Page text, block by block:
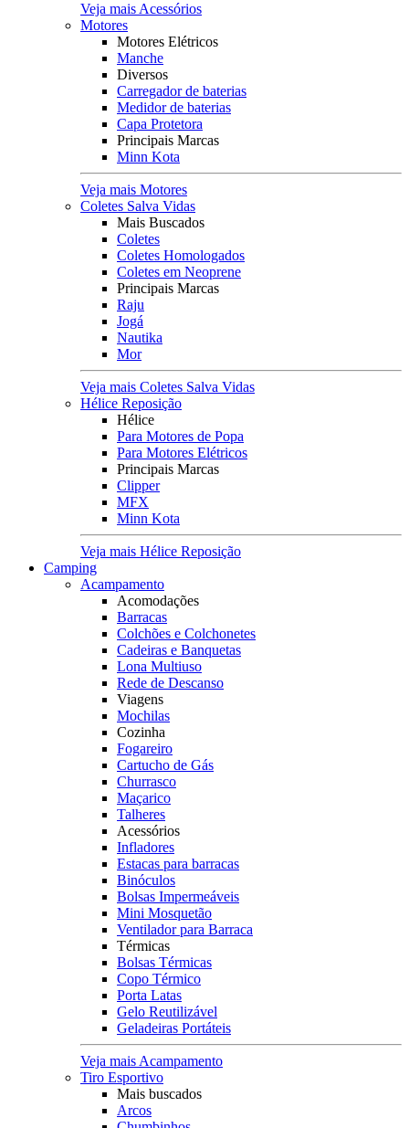
Veja mais Acessórios
Motores
Motores Elétricos
Manche
Diversos
Carregador de baterias
Medidor de baterias
Capa Protetora
Principais Marcas
Minn Kota
Veja mais Motores
Coletes Salva Vidas
Mais Buscados
Coletes
Coletes Homologados
Coletes em Neoprene
Principais Marcas
Raju
Jogá
Nautika
Mor
Veja mais Coletes Salva Vidas
Hélice Reposição
Hélice
Para Motores de Popa
Para Motores Elétricos
Principais Marcas
Clipper
MFX
Minn Kota
Veja mais Hélice Reposição
Camping
Acampamento
Acomodações
Barracas
Colchões e Colchonetes
Cadeiras e Banquetas
Lona Multiuso
Rede de Descanso
Viagens
Mochilas
Cozinha
Fogareiro
Cartucho de Gás
Churrasco
Maçarico
Talheres
Acessórios
Infladores
Estacas para barracas
Binóculos
Bolsas Impermeáveis
Mini Mosquetão
Ventilador para Barraca
Térmicas
Bolsas Térmicas
Copo Térmico
Porta Latas
Gelo Reutilizável
Geladeiras Portáteis
Veja mais Acampamento
Tiro Esportivo
Mais buscados
Arcos